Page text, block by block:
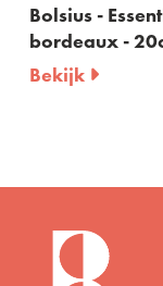
Bolsius -
bordeaux -
Bekijk